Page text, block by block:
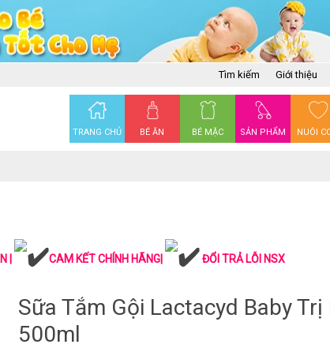
Tìm kiếm Giới thiệu
TRANG CHỦ BÉ ĂN BÉ MẶC SẢN PHẨM NUÔI
| CAM KẾT CHÍNH HÃNG| ĐỔI TRẢ LỖI NSX
Sữa Tắm Gội Lactacyd Baby Trị
500ml